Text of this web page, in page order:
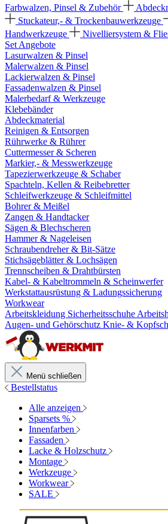
Farbwalzen, Pinsel & Zubehör
Stuckateur,- & Trockenbauwerkzeuge
Handwerkzeuge
Nivelliersystem &
Set Angebote
Lasurwalzen & Pinsel
Malerwalzen & Pinsel
Lackierwalzen & Pinsel
Fassadenwalzen & Pinsel
Malerbedarf & Werkzeuge
Klebebänder
Abdeckmaterial
Reinigen & Entsorgen
Rührwerke & Rührer
Cuttermesser & Scheren
Markier,- & Messwerkzeuge
Tapezierwerkzeuge & Schaber
Spachteln, Kellen & Reibebretter
Schleifwerkzeuge & Schleifmittel
Bohrer & Meißel
Zangen & Handtacker
Sägen & Blechscheren
Hammer & Nageleisen
Schraubendreher & Bit-Sätze
Stichsägeblätter & Lochsägen
Trennscheiben & Drahtbürsten
Kabel- & Kabeltrommeln & Scheinwerfer
Werkstattausrüstung & Ladungssicherung
Workwear
Arbeitskleidung Sicherheitsschuhe
Augen- und Gehörschutz Knie- &
Menü schließen
Bestellstatus
Alle anzeigen
Sparsets %
Innenfarben
Fassaden
Lacke & Holzschutz
Montage
Werkzeuge
Workwear
SALE